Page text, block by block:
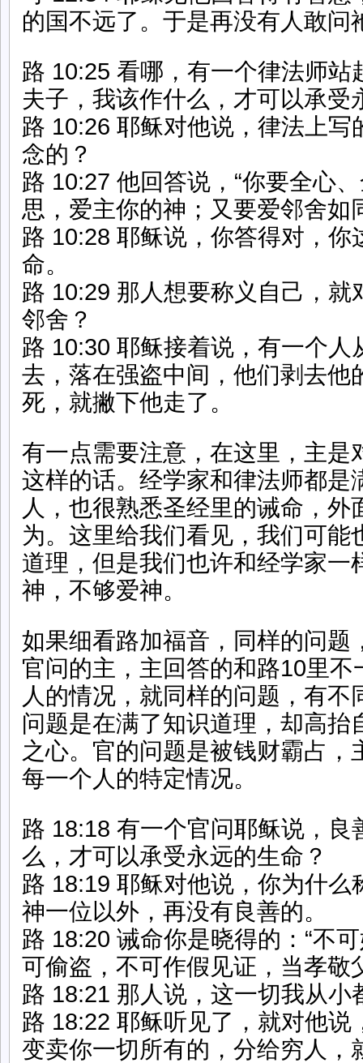
的国不远了。于是再没有人敢问
路 10:25 看哪，有一个律法师站
夫子，我该作什么，才可以承受
路 10:26 耶稣对他说，律法上写
念的？
路 10:27 他回答说，“你要全心
思，爱主你的神；又要爱邻舍如
路 10:28 耶稣说，你答得对，你
命。
路 10:29 那人想要称义自己，就
邻舍？
路 10:30 耶稣接着说，有一个人
去，落在强盗中间，他们剥去他
死，就撇下他走了。
有一点需要注意，在这里，主是
这样的话。经学家和律法师都是
人，也很熟悉圣经里的诫命，外
为。这里给我们看见，我们可能
道理，但是我们也许和经学家一
神，不够爱神。
如果细看路加福音，同样的问题
官问的主，主回答的和路10里
人的情况，就同样的问题，有不
问题是在满了知识道理，却高抬
之心。官的问题是被钱财霸占，
每一个人的特定情况。
路 18:18 有一个官问耶稣说，良
么，才可以承受永远的生命？
路 18:19 耶稣对他说，你为什么
神一位以外，再没有良善的。
路 18:20 诫命你是晓得的：“不
可偷盗，不可作假见证，当孝敬
路 18:21 那人说，这一切我从小
路 18:22 耶稣听见了，就对他说
变卖你一切所有的，分给穷人，